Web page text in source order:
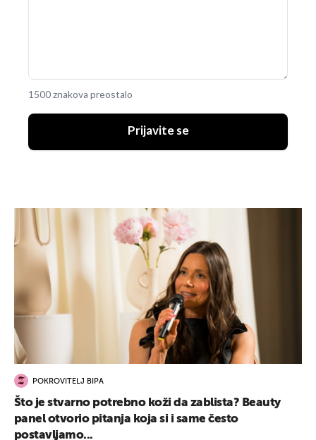
1500 znakova preostalo
Prijavite se
POKROVITELJ BIPA
Što je stvarno potrebno koži da zablista? Beauty
panel otvorio pitanja koja si i same često
postavljamo...